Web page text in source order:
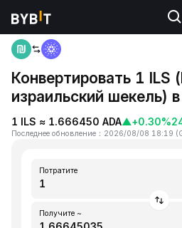
Главная
Конвертировать 1 ILS
израильский шекель)
1 ILS ≈ 1.666450 ADA▲+0.30%
Последнее обновление ： 2026/08/08 18:19 (
Потратите
Получите ~